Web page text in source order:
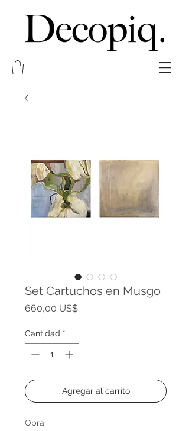
Set Cartuchos en Musgo
660,00 US$Precio
Cantidad *
Agregar al carrito
Obra